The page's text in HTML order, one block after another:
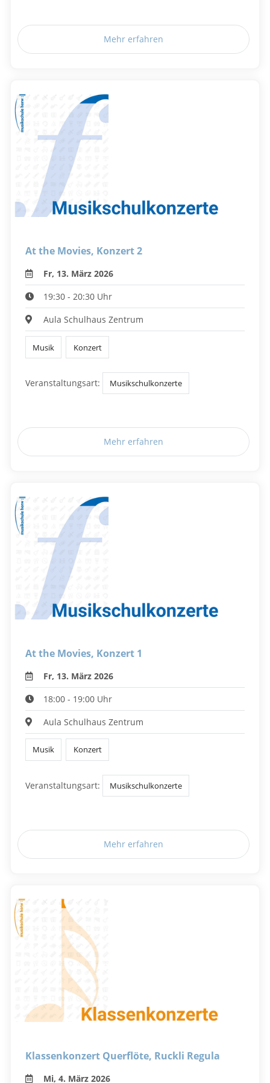
Mehr erfahren
At the Movies, Konzert 2
Fr, 13. März 2026
19:30 - 20:30 Uhr
Aula Schulhaus Zentrum
Musik Konzert
Veranstaltungsart: Musikschulkonzerte
Mehr erfahren
At the Movies, Konzert 1
Fr, 13. März 2026
18:00 - 19:00 Uhr
Aula Schulhaus Zentrum
Musik Konzert
Veranstaltungsart: Musikschulkonzerte
Mehr erfahren
Klassenkonzert Querflöte, Ruckli Regula
Mi, 4. März 2026